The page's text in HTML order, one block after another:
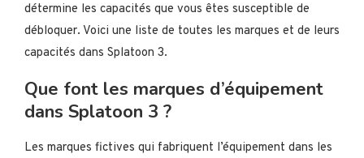
détermine les capacités que vous êtes susceptible de
débloquer. Voici une liste de toutes les marques et de leurs
capacités dans Splatoon 3.
Que font les marques d’équipement
dans Splatoon 3 ?
Les marques fictives qui fabriquent l’équipement dans les